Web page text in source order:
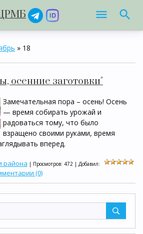
» 18
осенние заготовки"
Замечательная пора – осень! Осень
— время собирать урожай и
радоваться тому, что было
взращено своими руками, время
вперед.
района | Просмотров: 472 | Добавил:
(0)